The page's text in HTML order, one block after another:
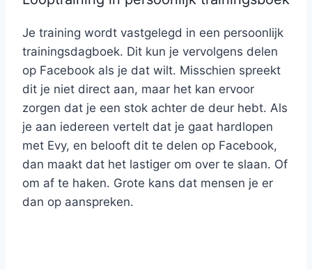
Je training wordt vastgelegd in een persoonlijk
trainingsdagboek. Dit kun je vervolgens delen
op Facebook als je dat wilt. Misschien spreekt
dit je niet direct aan, maar het kan ervoor
zorgen dat je een stok achter de deur hebt. Als
je aan iedereen vertelt dat je gaat hardlopen
met Evy, en belooft dit te delen op Facebook,
dan maakt dat het lastiger om over te slaan. Of
om af te haken. Grote kans dat mensen je er
dan op aanspreken.